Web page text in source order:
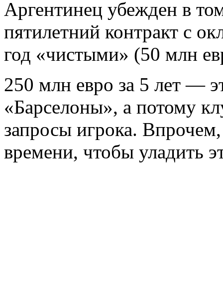
Аргентинец убежден в
пятилетний контракт с
год «чистыми» (50 млн
250 млн евро за 5 лет —
«Барселоны», а потому
запросы игрока.
времени, чтобы уладить